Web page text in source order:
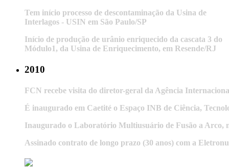
Tem início processo de descontaminação da Usina de
Interlagos - USIN em São Paulo/SP
Início de produção de urânio enriquecido da cascata 3 do
Módulo1, da Usina de Enriquecimento, em Resende/RJ
2010
FCN recebe visita do diretor-geral da Agência
É inaugurado em Caetité o Espaço INB de Ciência,
Inaugurado o Laboratório Multiusuário de Fusão a
Assinado contrato de longo prazo (30 anos) com a